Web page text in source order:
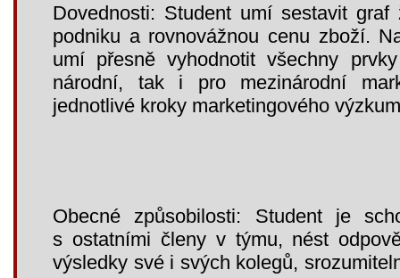
Dovednosti: Student umí sestavit
podniku a rovnovážnou cenu zboží.
umí přesně vyhodnotit všechny
národní, tak i pro mezinárodní
jednotlivé kroky marketingového
Obecné způsobilosti: Student je
s ostatními členy v týmu, nést
výsledky své i svých kolegů,